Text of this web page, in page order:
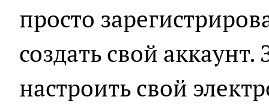
просто
создать свой
настроить свой